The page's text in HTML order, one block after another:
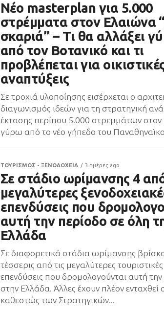
Νέο masterplan για 5.000
στρέμματα στον Ελαιώνα
σκαριά” – Τι θα αλλάξει
από τον Βοτανικό και τι
προβλέπεται για
αναπτύξεις
Σε τροχιά υλοποίησης εισέρχεται ο
διαγωνισμός ιδεών για τη στρατηγική
έκτασης περίπου 5.000 στρεμμάτων στον
γύρω από το νέο γήπεδο του
ΤΟΥΡΙΣΜΟΣ - ΞΕΝΟΔΟΧΕΙΑ 3 ημέρες ago
Σε στάδιο ωρίμανσης 4
μεγαλύτερες
επενδύσεις που
αυτή την περίοδο σε όλη
Ελλάδα
Σε διαφορετικά στάδια ωρίμανσης
τέσσερις από τις μεγαλύτερες τουριστικές
επενδύσεις που δρομολογούνται αυτή την
στην Ελλάδα. Άλλες έχουν πλέον ενταχθεί
καθεστώς των Στρατηγικών...